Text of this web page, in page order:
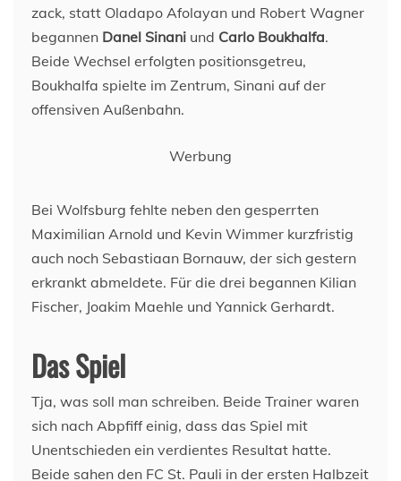
zack, statt Oladapo Afolayan und Robert Wagner
begannen Danel Sinani und Carlo Boukhalfa.
Beide Wechsel erfolgten positionsgetreu,
Boukhalfa spielte im Zentrum, Sinani auf der
offensiven Außenbahn.
Werbung
Bei Wolfsburg fehlte neben den gesperrten
Maximilian Arnold und Kevin Wimmer kurzfristig
auch noch Sebastiaan Bornauw, der sich gestern
erkrankt abmeldete. Für die drei begannen Kilian
Fischer, Joakim Maehle und Yannick Gerhardt.
Das Spiel
Tja, was soll man schreiben. Beide Trainer waren
sich nach Abpfiff einig, dass das Spiel mit
Unentschieden ein verdientes Resultat hatte.
Beide sahen den FC St. Pauli in der ersten Halbzeit